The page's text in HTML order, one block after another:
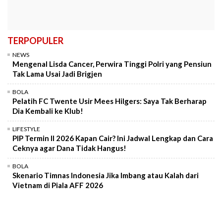
TERPOPULER
NEWS
Mengenal Lisda Cancer, Perwira Tinggi Polri yang Pensiun
Tak Lama Usai Jadi Brigjen
BOLA
Pelatih FC Twente Usir Mees Hilgers: Saya Tak Berharap
Dia Kembali ke Klub!
LIFESTYLE
PIP Termin II 2026 Kapan Cair? Ini Jadwal Lengkap dan Cara
Ceknya agar Dana Tidak Hangus!
BOLA
Skenario Timnas Indonesia Jika Imbang atau Kalah dari
Vietnam di Piala AFF 2026